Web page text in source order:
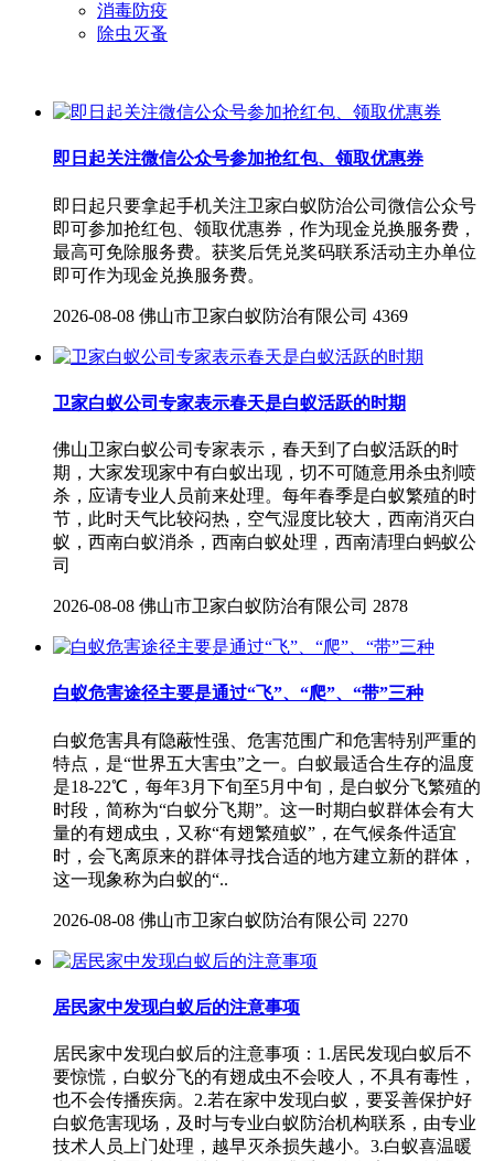
消毒防疫
除虫灭蚤
即日起关注微信公众号参加抢红包、领取优惠券
即日起只要拿起手机关注卫家白蚁防治公司微信公众号
即可参加抢红包、领取优惠券，作为现金兑换服务费，
最高可免除服务费。获奖后凭兑奖码联系活动主办单位
即可作为现金兑换服务费。
2026-08-08 佛山市卫家白蚁防治有限公司 4369
卫家白蚁公司专家表示春天是白蚁活跃的时期
佛山卫家白蚁公司专家表示，春天到了白蚁活跃的时
期，大家发现家中有白蚁出现，切不可随意用杀虫剂喷
杀，应请专业人员前来处理。每年春季是白蚁繁殖的时
节，此时天气比较闷热，空气湿度比较大，西南消灭白
蚁，西南白蚁消杀，西南白蚁处理，西南清理白蚂蚁公
司
2026-08-08 佛山市卫家白蚁防治有限公司 2878
白蚁危害途径主要是通过“飞”、“爬”、“带”三种
白蚁危害具有隐蔽性强、危害范围广和危害特别严重的
特点，是“世界五大害虫”之一。白蚁最适合生存的温度
是18-22℃，每年3月下旬至5月中旬，是白蚁分飞繁殖的
时段，简称为“白蚁分飞期”。这一时期白蚁群体会有大
量的有翅成虫，又称“有翅繁殖蚁”，在气候条件适宜
时，会飞离原来的群体寻找合适的地方建立新的群体，
这一现象称为白蚁的“..
2026-08-08 佛山市卫家白蚁防治有限公司 2270
居民家中发现白蚁后的注意事项
居民家中发现白蚁后的注意事项：1.居民发现白蚁后不
要惊慌，白蚁分飞的有翅成虫不会咬人，不具有毒性，
也不会传播疾病。2.若在家中发现白蚁，要妥善保护好
白蚁危害现场，及时与专业白蚁防治机构联系，由专业
技术人员上门处理，越早灭杀损失越小。3.白蚁喜温暖